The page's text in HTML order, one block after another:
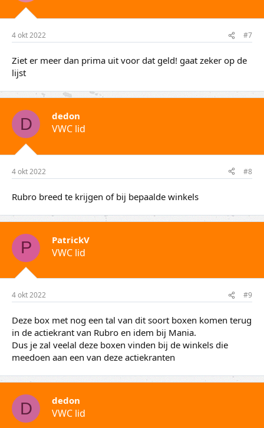
4 okt 2022 #7
Ziet er meer dan prima uit voor dat geld! gaat zeker op de
lijst
D dedon
VWC lid
4 okt 2022 #8
Rubro breed te krijgen of bij bepaalde winkels
P PatrickV
VWC lid
4 okt 2022 #9
Deze box met nog een tal van dit soort boxen komen terug
in de actiekrant van Rubro en idem bij Mania.
Dus je zal veelal deze boxen vinden bij de winkels die
meedoen aan een van deze actiekranten
D dedon
VWC lid